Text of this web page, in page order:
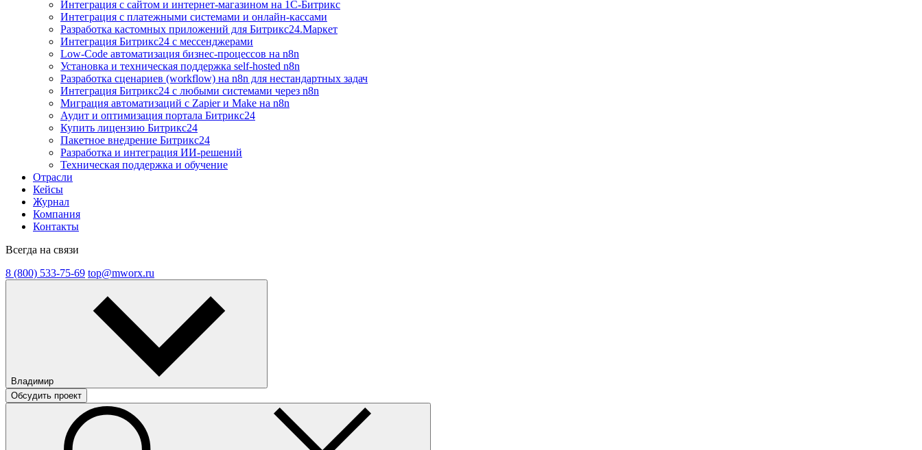
Интеграция с сайтом и интернет-магазином на 1С-Битрикс
Интеграция с платежными системами и онлайн-кассами
Разработка кастомных приложений для Битрикс24.Маркет
Интеграция Битрикс24 с мессенджерами
Low-Code автоматизация бизнес-процессов на n8n
Установка и техническая поддержка self-hosted n8n
Разработка сценариев (workflow) на n8n для нестандартных задач
Интеграция Битрикс24 с любыми системами через n8n
Миграция автоматизаций с Zapier и Make на n8n
Аудит и оптимизация портала Битрикс24
Купить лицензию Битрикс24
Пакетное внедрение Битрикс24
Разработка и интеграция ИИ-решений
Техническая поддержка и обучение
Отрасли
Кейсы
Журнал
Компания
Контакты
Всегда на связи
8 (800) 533-75-69 top@mworx.ru
Владимир
Обсудить проект